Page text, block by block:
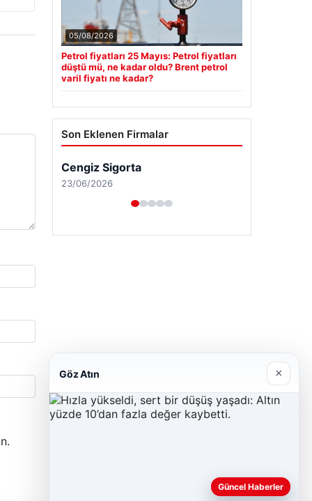
05/08/2026
Petrol fiyatları 25 Mayıs: Petrol fiyatları
düştü mü, ne kadar oldu? Brent petrol
varil fiyatı ne kadar?
Son Eklenen Firmalar
Cengiz Sigorta
23/06/2026
Göz Atın ×
Güncel Haberler